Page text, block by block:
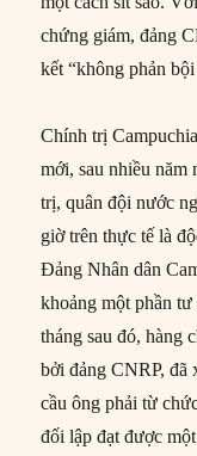
chứng giám, đảng
kết “không phản
Chính trị
mới, sau nhiều năm
trị, quân đội nước
giờ trên thực tế là
Đảng Nhân dân
khoảng một phần
tháng sau đó, hàng
bởi đảng CNRP, đã
cầu ông phải từ
đối lập đạt được